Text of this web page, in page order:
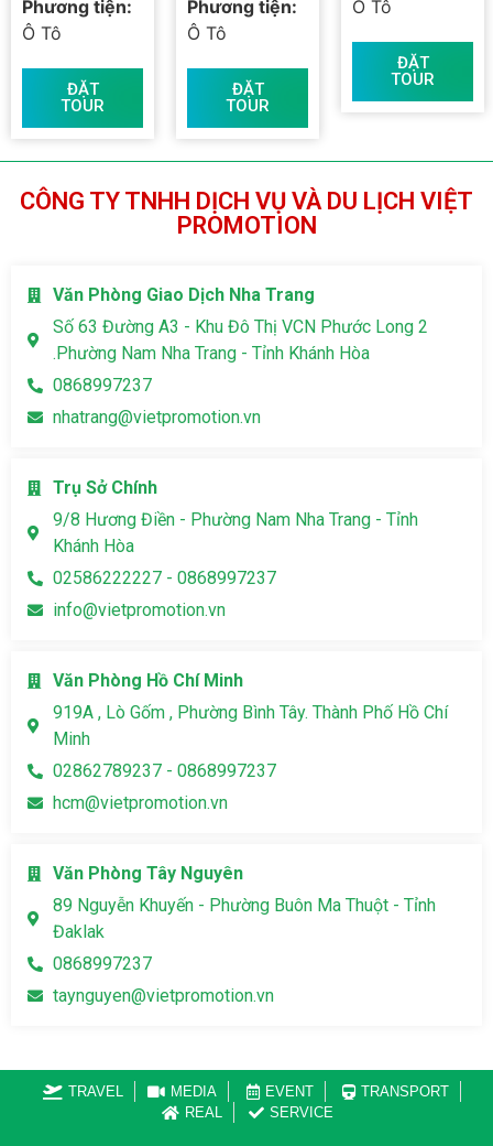
Phương tiện:
Ô Tô
ĐẶT
TOUR
Phương tiện:
Ô Tô
ĐẶT
TOUR
Ô Tô
ĐẶT
TOUR
CÔNG TY TNHH DỊCH VỤ VÀ DU LỊCH VIỆT
PROMOTION
Văn Phòng Giao Dịch Nha Trang
Số 63 Đường A3 - Khu Đô Thị VCN Phước Long 2
.Phường Nam Nha Trang - Tỉnh Khánh Hòa
0868997237
nhatrang@vietpromotion.vn
Trụ Sở Chính
9/8 Hương Điền - Phường Nam Nha Trang - Tỉnh
Khánh Hòa
02586222227 - 0868997237
info@vietpromotion.vn
Văn Phòng Hồ Chí Minh
919A , Lò Gốm , Phường Bình Tây. Thành Phố Hồ Chí
Minh
02862789237 - 0868997237
hcm@vietpromotion.vn
Văn Phòng Tây Nguyên
89 Nguyễn Khuyến - Phường Buôn Ma Thuột - Tỉnh
Đaklak
0868997237
taynguyen@vietpromotion.vn
TRAVEL MEDIA EVENT
TRANSPORT
REAL
SERVICE